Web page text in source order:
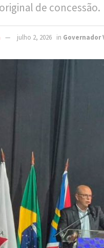
de concessão.
julho 2, 2026 in Governador